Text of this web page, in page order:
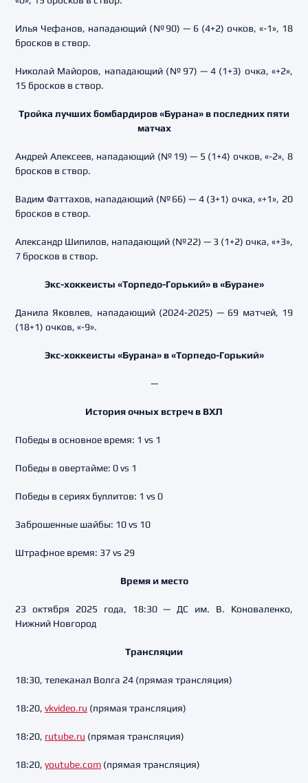
Илья Чефанов, нападающий (№90) — 6 (4+2) очков, «-1», 18
бросков в створ.
Николай Майоров, нападающий (№97) — 4 (1+3) очка, «+2»,
15 бросков в створ.
Тройка лучших бомбардиров «Бурана» в последних пяти
матчах
Андрей Алексеев, нападающий (№19) — 5 (1+4) очков, «-2», 8
бросков в створ.
Вадим Фаттахов, нападающий (№66) — 4 (3+1) очка, «+1», 20
бросков в створ.
Александр Шипилов, нападающий (№22) — 3 (1+2) очка, «+3»,
7 бросков в створ.
Экс-хоккеисты «Торпедо-Горький» в «Буране»
Данила Яковлев, нападающий (2024-2025) — 69 матчей, 19
(18+1) очков, «-9».
Экс-хоккеисты «Бурана» в «Торпедо-Горький»
—
История очных встреч в ВХЛ
Победы в основное время: 1 vs 1
Победы в овертайме: 0 vs 1
Победы в сериях буллитов: 1 vs 0
Заброшенные шайбы: 10 vs 10
Штрафное время: 37 vs 29
Время и место
23 октября 2025 года, 18:30 — ДС им. В. Коноваленко,
Нижний Новгород
Трансляции
18:30, телеканал Волга 24 (прямая трансляция)
18:20, vkvideo.ru (прямая трансляция)
18:20, rutube.ru (прямая трансляция)
18:20, youtube.com (прямая трансляция)